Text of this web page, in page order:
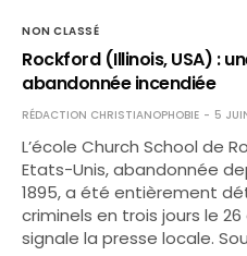
NON CLASSÉ
Rockford (Illinois, USA) :
abandonnée incendiée
RÉDACTION CHRISTIANOPHOBIE 5
L’école Church School de
Etats-Unis, abandonnée
1895, a été entièrement
criminels en trois jours le
signale la presse locale.